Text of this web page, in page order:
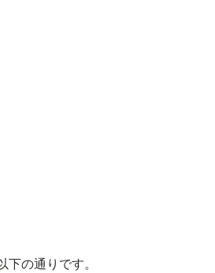
の通りです。